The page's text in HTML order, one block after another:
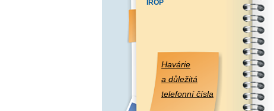
IROP
Havárie
a důležitá
telefonní čísla